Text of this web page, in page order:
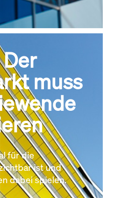
muss
für die
ist und
dabei spielen.